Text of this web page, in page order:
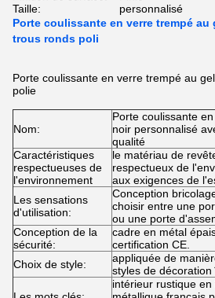
Taille:
personnalisé
Porte coulissante en verre trempé au
trous ronds poli
Porte coulissante en verre trempé au
polie
Nom:
Porte coulissante
noir personnalisé
qualité
Caractéristiques
respectueuses de
l'environnement
le matériau de
respectueux de
aux exigences de
Les sensations
d'utilisation:
Conception
choisir entre une
ou une porte
Conception de la
sécurité:
cadre en métal
certification CE.
Choix de style:
appliquée de
styles de
intérieur rustique